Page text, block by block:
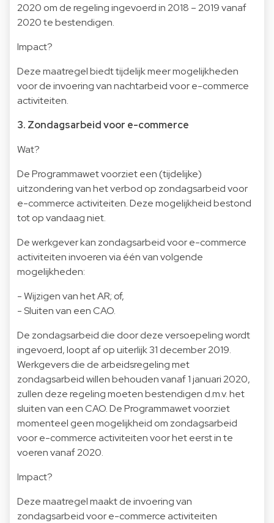
2020 om de regeling ingevoerd in 2018 – 2019 vanaf
2020 te bestendigen.
Impact?
Deze maatregel biedt tijdelijk meer mogelijkheden
voor de invoering van nachtarbeid voor e-commerce
activiteiten.
3. Zondagsarbeid voor e-commerce
Wat?
De Programmawet voorziet een (tijdelijke)
uitzondering van het verbod op zondagsarbeid voor
e-commerce activiteiten. Deze mogelijkheid bestond
tot op vandaag niet.
De werkgever kan zondagsarbeid voor e-commerce
activiteiten invoeren via één van volgende
mogelijkheden:
- Wijzigen van het AR; of,
- Sluiten van een CAO.
De zondagsarbeid die door deze versoepeling wordt
ingevoerd, loopt af op uiterlijk 31 december 2019.
Werkgevers die de arbeidsregeling met
zondagsarbeid willen behouden vanaf 1 januari 2020,
zullen deze regeling moeten bestendigen d.m.v. het
sluiten van een CAO. De Programmawet voorziet
momenteel geen mogelijkheid om zondagsarbeid
voor e-commerce activiteiten voor het eerst in te
voeren vanaf 2020.
Impact?
Deze maatregel maakt de invoering van
zondagsarbeid voor e-commerce activiteiten